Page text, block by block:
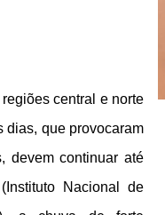
central e norte
dias, que provocaram
devem continuar até
Nacional de